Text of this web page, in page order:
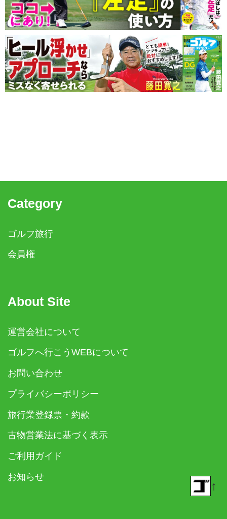
Category
ゴルフ旅行
会員権
About Site
運営会社について
ゴルフへ行こうWEBについて
お問い合わせ
プライバシーポリシー
旅行業登録票・約款
古物営業法に基づく表示
ご利用ガイド
お知らせ
↑